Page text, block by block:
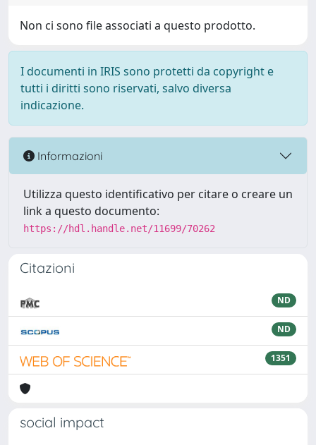
Non ci sono file associati a questo prodotto.
I documenti in IRIS sono protetti da copyright e
tutti i diritti sono riservati, salvo diversa
indicazione.
Informazioni
Utilizza questo identificativo per citare o creare un
link a questo documento:
https://hdl.handle.net/11699/70262
Citazioni
ND
ND
1351
social impact